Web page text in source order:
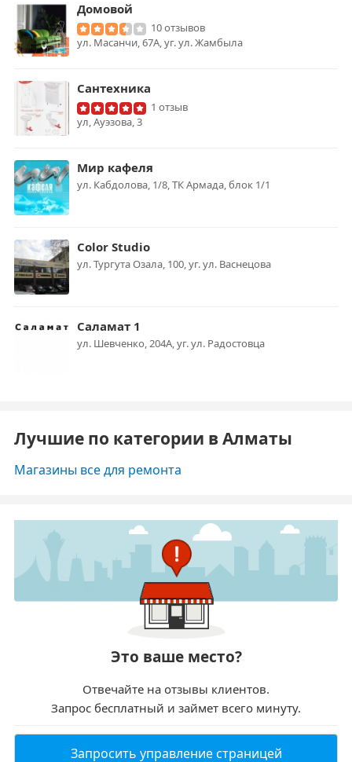
Домовой
10 отзывов
ул. Масанчи, 67А, уг. ул. Жамбыла
Сантехника
1 отзыв
ул, Ауэзова, 3
Мир кафеля
ул. Кабдолова, 1/8, ТК Армада, блок 1/1
Color Studio
ул. Тургута Озала, 100, уг. ул. Васнецова
Саламат 1
ул. Шевченко, 204А, уг. ул. Радостовца
Лучшие по категории в Алматы
Магазины все для ремонта
Это ваше место?
Отвечайте на отзывы клиентов.
Запрос бесплатный и займет всего минуту.
Запросить управление страницей